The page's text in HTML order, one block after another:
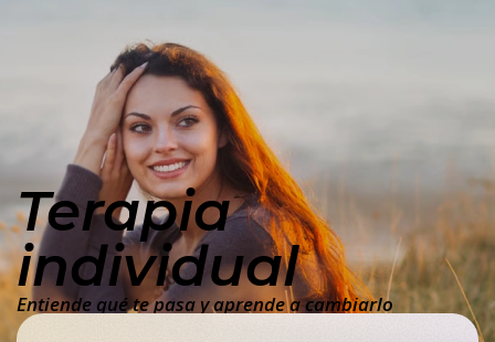
Terapia
individual
Entiende qué te pasa y aprende a cambiarlo